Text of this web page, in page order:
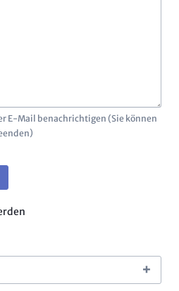
E-Mail benachrichtigen (Sie können